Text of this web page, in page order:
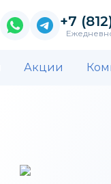
+7
Акции